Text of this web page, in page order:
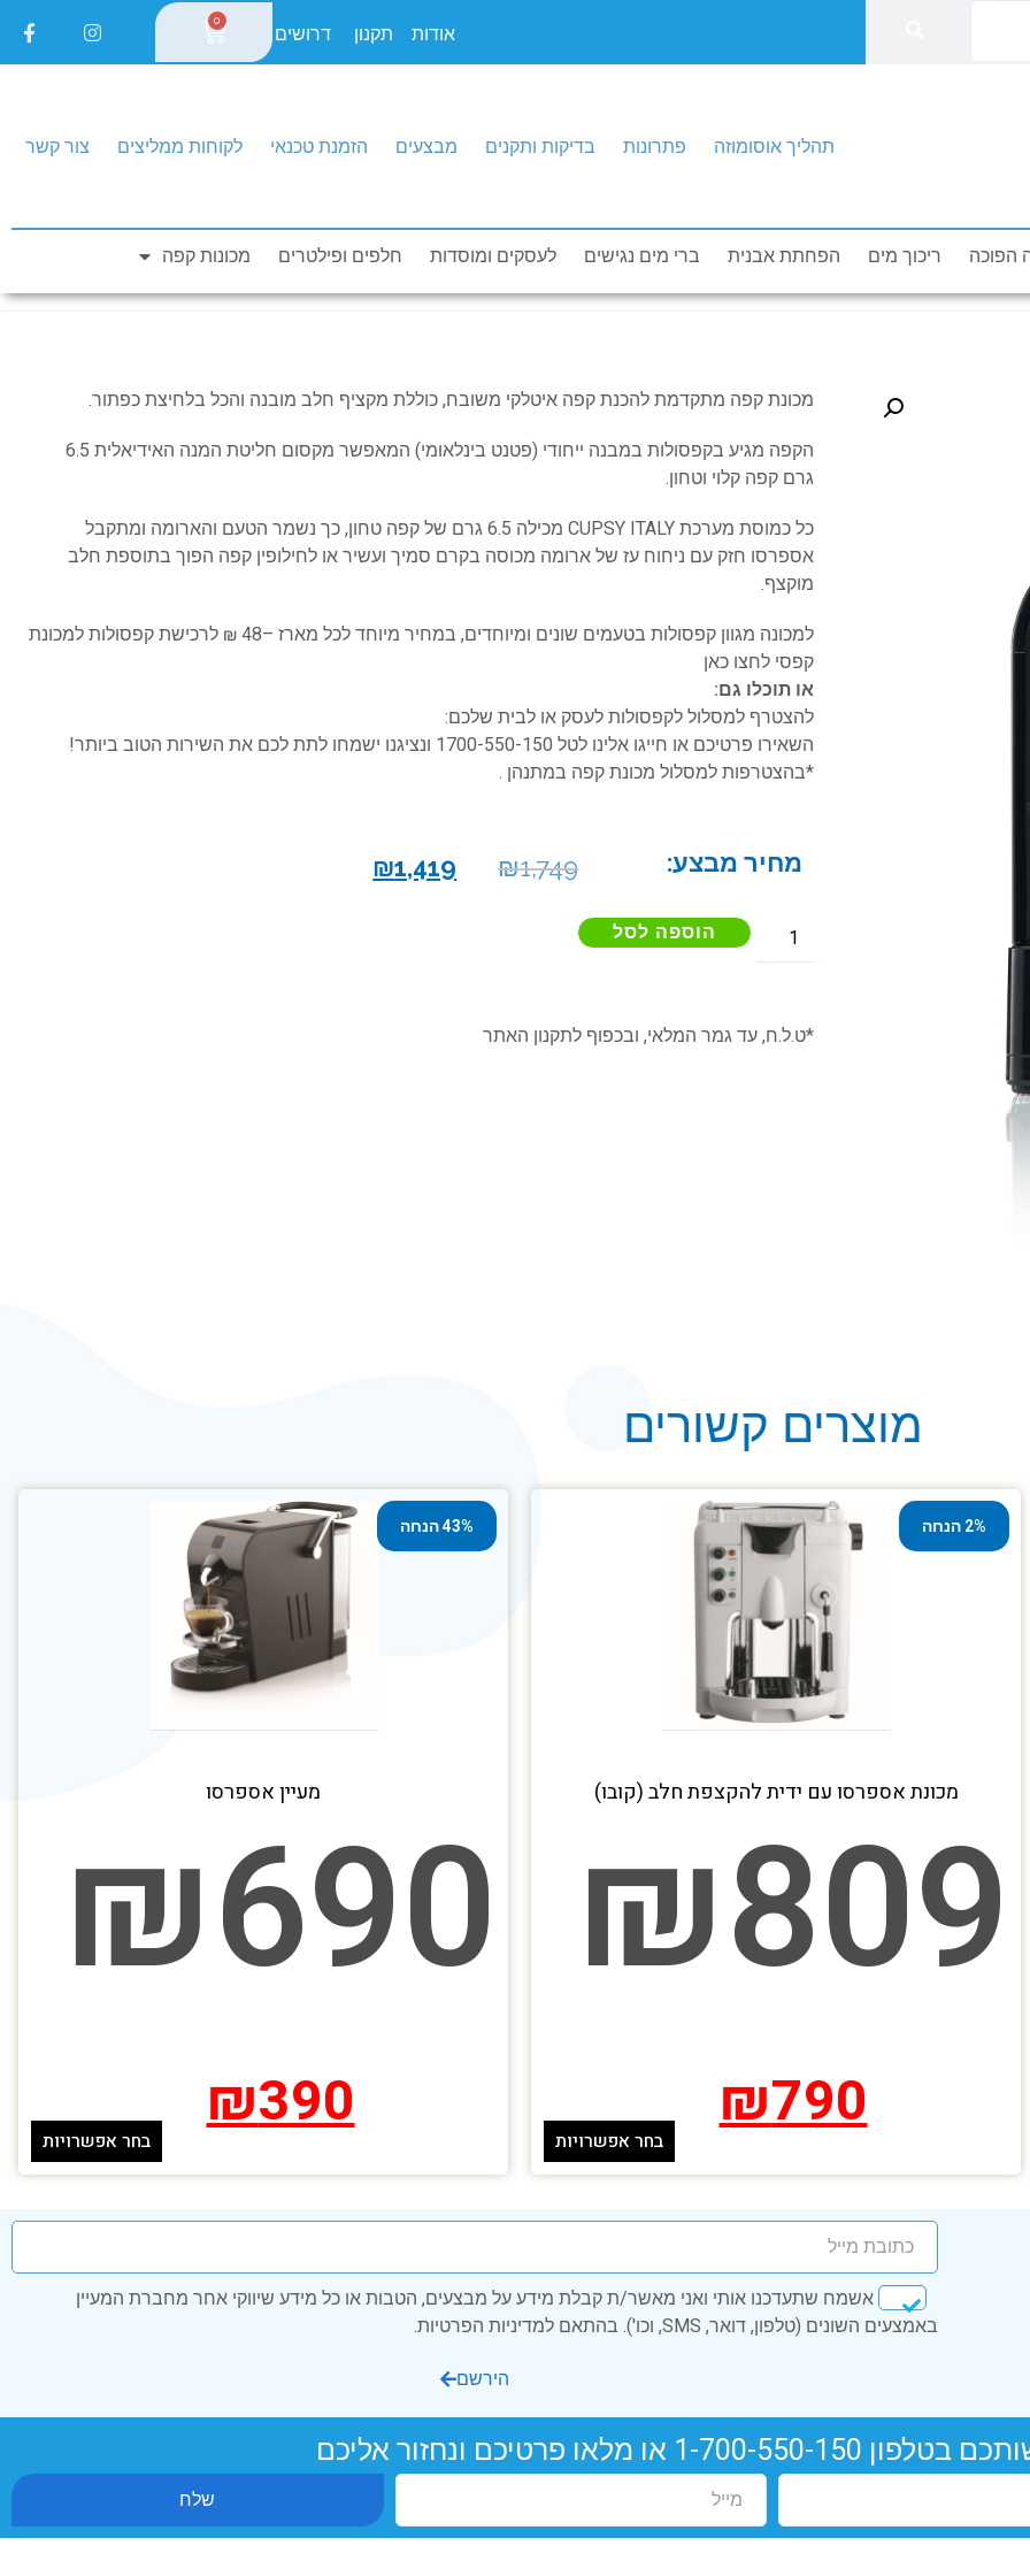
אודות תקנון דרושים
0
תהליך אוסומוזה פתרונות בדיקות ותקנים מבצעים הזמנת טכנאי לקוחות ממליצים צור קשר
הפוכה ריכוך מים הפחתת אבנית ברי מים נגישים לעסקים ומוסדות חלפים ופילטרים מכונות קפה בדיקות ותקנים הזמנת טכנאי תהליך אוסומוזה חייגו עכשיו: 1-700-550-150
מכונת קפה מתקדמת להכנת קפה איטלקי משובח, כוללת מקציף חלב מובנה והכל בלחיצת כפתור.
הקפה מגיע בקפסולות במבנה ייחודי (פטנט בינלאומי) המאפשר מקסום חליטת המנה האידיאלית 6.5
גרם קפה קלוי וטחון.
כל כמוסת מערכת CUPSY ITALY מכילה 6.5 גרם של קפה טחון, כך נשמר הטעם והארומה ומתקבל
אספרסו חזק עם ניחוח עז של ארומה מכוסה בקרם סמיך ועשיר או לחילופין קפה הפוך בתוספת חלב
מוקצף.
למכונה מגוון קפסולות בטעמים שונים ומיוחדים, במחיר מיוחד לכל מארז –48 ₪ לרכישת קפסולות למכונת
קפסילחצו כאן
או תוכלו גם:
להצטרף למסלול לקפסולות לעסק או לבית שלכם:
השאירו פרטיכם או חייגו אלינו לטל 1700-550-150 ונציגנו ישמחו לתת לכם את השירות הטוב ביותר!
*בהצטרפות למסלול מכונת קפה במתנהן .
מחיר מבצע: ₪1,749
₪1,419
הוספה לסל
*ט.ל.ח, עד גמר המלאי, ובכפוף לתקנון האתר
מוצרים קשורים
2% הנחה
מכונת אספרסו עם ידית להקצפת חלב (קובו)
₪809
₪790 בחר אפשרויות
43% הנחה
מעיין אספרסו₪690
₪390 בחר אפשרויות
אשמח שתעדכנו אותי ואני מאשר/ת קבלת מידע על מבצעים, הטבות או כל מידע שיווקי אחר מחברת המעיין
באמצעים השונים (טלפון, דואר, SMS, וכו'). בהתאם למדיניות הפרטיות.
הירשם
בטלפון 1-700-550-150 או מלאו פרטיכם ונחזור אליכם
שלח